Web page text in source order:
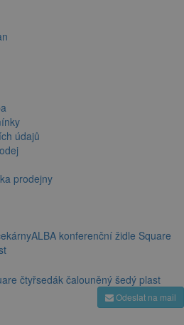
údajů
prodejny
ALBA konferenční židle Square
Odeslat na mail